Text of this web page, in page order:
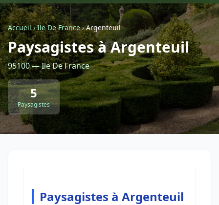
Retour à la liste des métiers
CGU-Confidentialité - Service proposé parViteUnDevis.com-Vous
Accueil›Ile De France›Argenteuil
Paysagistes à Argenteuil
95100 — Ile De France
5
Paysagistes
Paysagistes à Argenteuil